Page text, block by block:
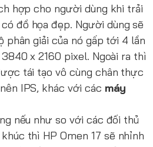
hợp cho người dùng khi trải
đồ họa đẹp. Người dùng sẽ
phân giải của nó gấp tới 4 lần
x 2160 pixel. Ngoài ra thì
tái tạo vô cùng chân thực
IPS, khác với các máy
nếu như so với các đối thủ
thì HP Omen 17 sẽ nhỉnh